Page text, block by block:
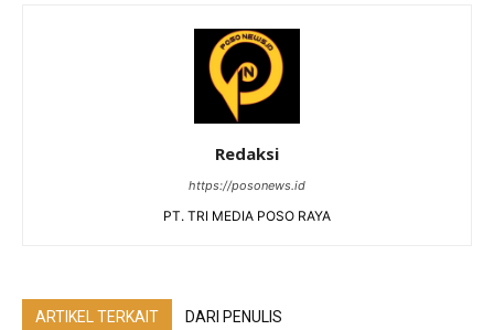
Redaksi
https://posonews.id
PT. TRI MEDIA POSO RAYA
ARTIKEL TERKAIT DARI PENULIS